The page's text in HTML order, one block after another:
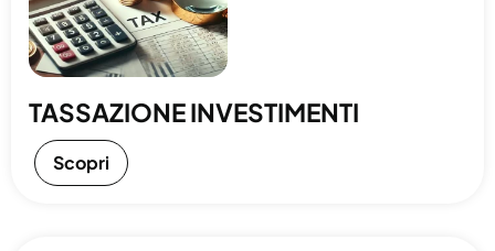
TASSAZIONE INVESTIMENTI
Scopri